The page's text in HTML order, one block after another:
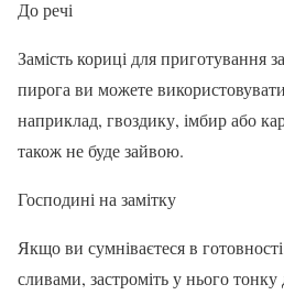
До речі
Замість кориці для приготування
пирога ви можете
наприклад, гвоздику, імбир або
також не буде зайвою.
Господині на замітку
Якщо ви сумніваєтеся в
сливами, застроміть у нього